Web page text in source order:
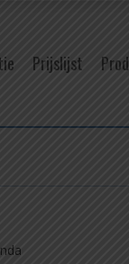
Prijslijst